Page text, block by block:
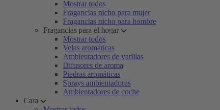
Mostrar todos
Fragancias nicho para mujer
Fragancias nicho para hombre
Fragancias para el hogar
Mostrar todos
Velas aromáticas
Ambientadores de varillas
Difusores de aroma
Piedras aromáticas
Sprays ambientadores
Ambientadores de coche
Cara